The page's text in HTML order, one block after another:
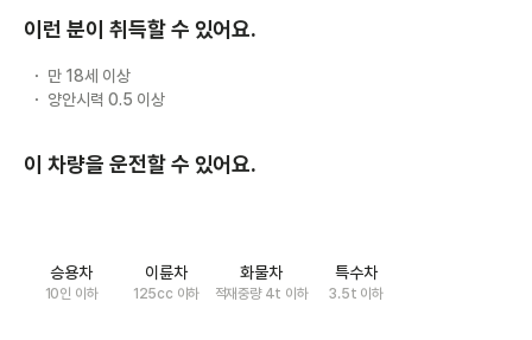
이런 분이 취득할 수 있어요.
만 18세 이상
양안시력 0.5 이상
이 차량을 운전할 수 있어요.
승용차
10인 이하
이륜차
125cc 이하
화물차
적재중량 4t 이하
특수차
3.5t 이하